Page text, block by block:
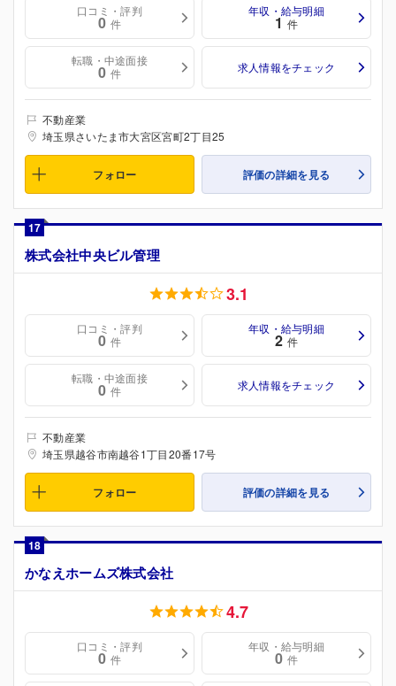
口コミ・評判
0 件
年収・給与明細
1 件
転職・中途面接
0 件 求人情報をチェック
不動産業
埼玉県さいたま市大宮区宮町2丁目25
フォロー 評価の詳細を見る
17
株式会社中央ビル管理
3.1
口コミ・評判
0 件
年収・給与明細
2 件
転職・中途面接
0 件 求人情報をチェック
不動産業
埼玉県越谷市南越谷1丁目20番17号
フォロー 評価の詳細を見る
18
かなえホームズ株式会社
4.7
口コミ・評判
0 件
年収・給与明細
0 件